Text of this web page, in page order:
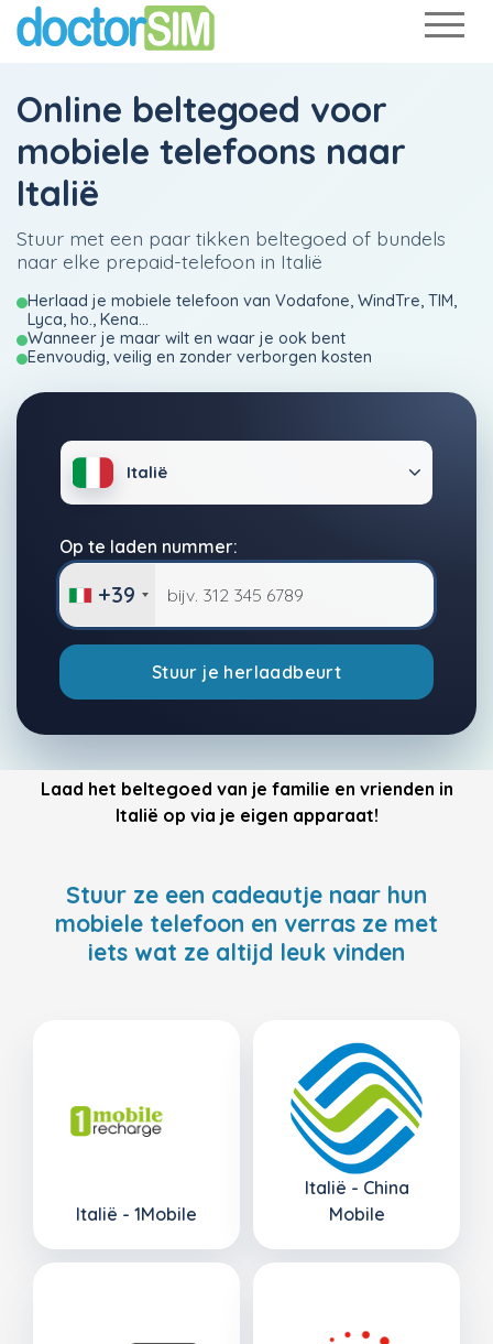
Online beltegoed voor
mobiele telefoons naar
Italië
Stuur met een paar tikken beltegoed of bundels
naar elke prepaid-telefoon in Italië
Herlaad je mobiele telefoon van Vodafone, WindTre, TIM,
Lyca, ho., Kena...
Wanneer je maar wilt en waar je ook bent
Eenvoudig, veilig en zonder verborgen kosten
Italië
Op te laden nummer:
+39
Stuur je herlaadbeurt
Laad het beltegoed van je familie en vrienden in
Italië op via je eigen apparaat!
Stuur ze een cadeautje naar hun
mobiele telefoon en verras ze met
iets wat ze altijd leuk vinden
Italië - 1Mobile
Italië - China
Mobile